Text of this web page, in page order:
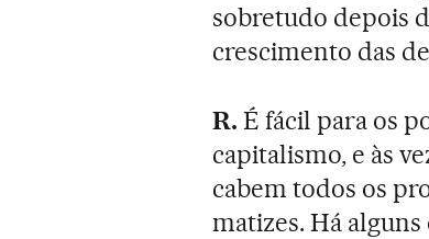
sobretudo depois
crescimento das
R. É fácil para os
capitalismo, e às
cabem todos os
matizes. Há